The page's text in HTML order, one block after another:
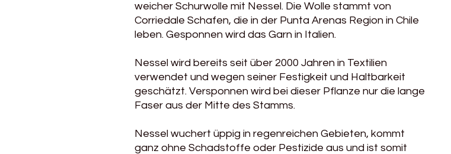
weicher Schurwolle mit Nessel. Die Wolle stammt von
Corriedale Schafen, die in der Punta Arenas Region in Chile
leben. Gesponnen wird das Garn in Italien.
Nessel wird bereits seit über 2000 Jahren in Textilien
verwendet und wegen seiner Festigkeit und Haltbarkeit
geschätzt. Versponnen wird bei dieser Pflanze nur die lange
Faser aus der Mitte des Stamms.
Nessel wuchert üppig in regenreichen Gebieten, kommt
ganz ohne Schadstoffe oder Pestizide aus und ist somit